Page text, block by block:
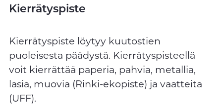
Kierrätyspiste
Kierrätyspiste löytyy kuutostien
puoleisesta päädystä. Kierrätyspisteellä
voit kierrättää paperia, pahvia, metallia,
lasia, muovia (Rinki-ekopiste) ja vaatteita
(UFF).